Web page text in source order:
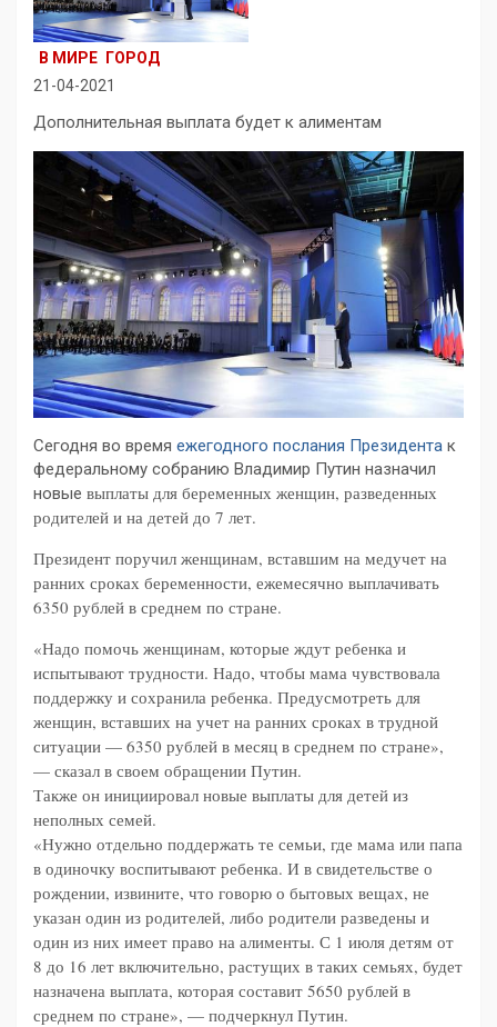
В МИРЕ
ГОРОД
21-04-2021
Дополнительная выплата будет к алиментам
Сегодня во время ежегодного послания Президента к
федеральному собранию Владимир Путин назначил
новые выплаты для беременных женщин, разведенных
родителей и на детей до 7 лет.
Президент поручил женщинам, вставшим на медучет на
ранних сроках беременности, ежемесячно выплачивать
6350 рублей в среднем по стране.
«Надо помочь женщинам, которые ждут ребенка и
испытывают трудности. Надо, чтобы мама чувствовала
поддержку и сохранила ребенка. Предусмотреть для
женщин, вставших на учет на ранних сроках в трудной
ситуации — 6350 рублей в месяц в среднем по стране»,
— сказал в своем обращении Путин.
Также он инициировал новые выплаты для детей из
неполных семей.
«Нужно отдельно поддержать те семьи, где мама или папа
в одиночку воспитывают ребенка. И в свидетельстве о
рождении, извините, что говорю о бытовых вещах, не
указан один из родителей, либо родители разведены и
один из них имеет право на алименты. С 1 июля детям от
8 до 16 лет включительно, растущих в таких семьях, будет
назначена выплата, которая составит 5650 рублей в
среднем по стране», — подчеркнул Путин.